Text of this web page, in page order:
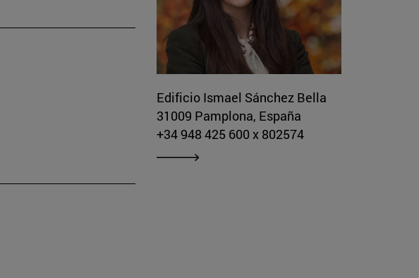
Edificio Ismael Sánchez Bella
31009 Pamplona, España
+34 948 425 600 x 802574